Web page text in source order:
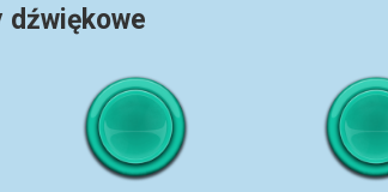
dźwiękowe